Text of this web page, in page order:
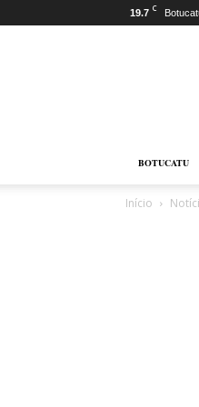
19.7 C
BOTUCATU
Início